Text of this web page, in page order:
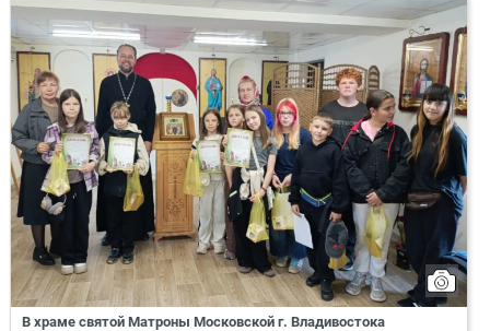
В храме святой Матроны Московской г. Владивостока